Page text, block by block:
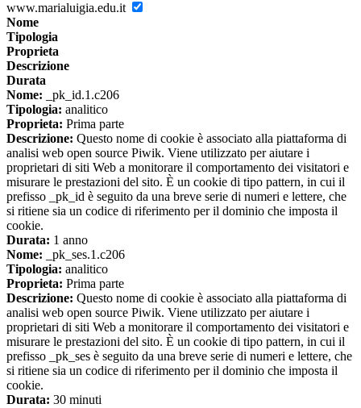
www.marialuigia.edu.it
Nome
Tipologia
Proprieta
Descrizione
Durata
Nome: _pk_id.1.c206
Tipologia: analitico
Proprieta: Prima parte
Descrizione: Questo nome di cookie è associato alla piattaforma di
analisi web open source Piwik. Viene utilizzato per aiutare i
proprietari di siti Web a monitorare il comportamento dei visitatori e
misurare le prestazioni del sito. È un cookie di tipo pattern, in cui il
prefisso _pk_id è seguito da una breve serie di numeri e lettere, che
si ritiene sia un codice di riferimento per il dominio che imposta il
cookie.
Durata: 1 anno
Nome: _pk_ses.1.c206
Tipologia: analitico
Proprieta: Prima parte
Descrizione: Questo nome di cookie è associato alla piattaforma di
analisi web open source Piwik. Viene utilizzato per aiutare i
proprietari di siti Web a monitorare il comportamento dei visitatori e
misurare le prestazioni del sito. È un cookie di tipo pattern, in cui il
prefisso _pk_ses è seguito da una breve serie di numeri e lettere, che
si ritiene sia un codice di riferimento per il dominio che imposta il
cookie.
Durata: 30 minuti